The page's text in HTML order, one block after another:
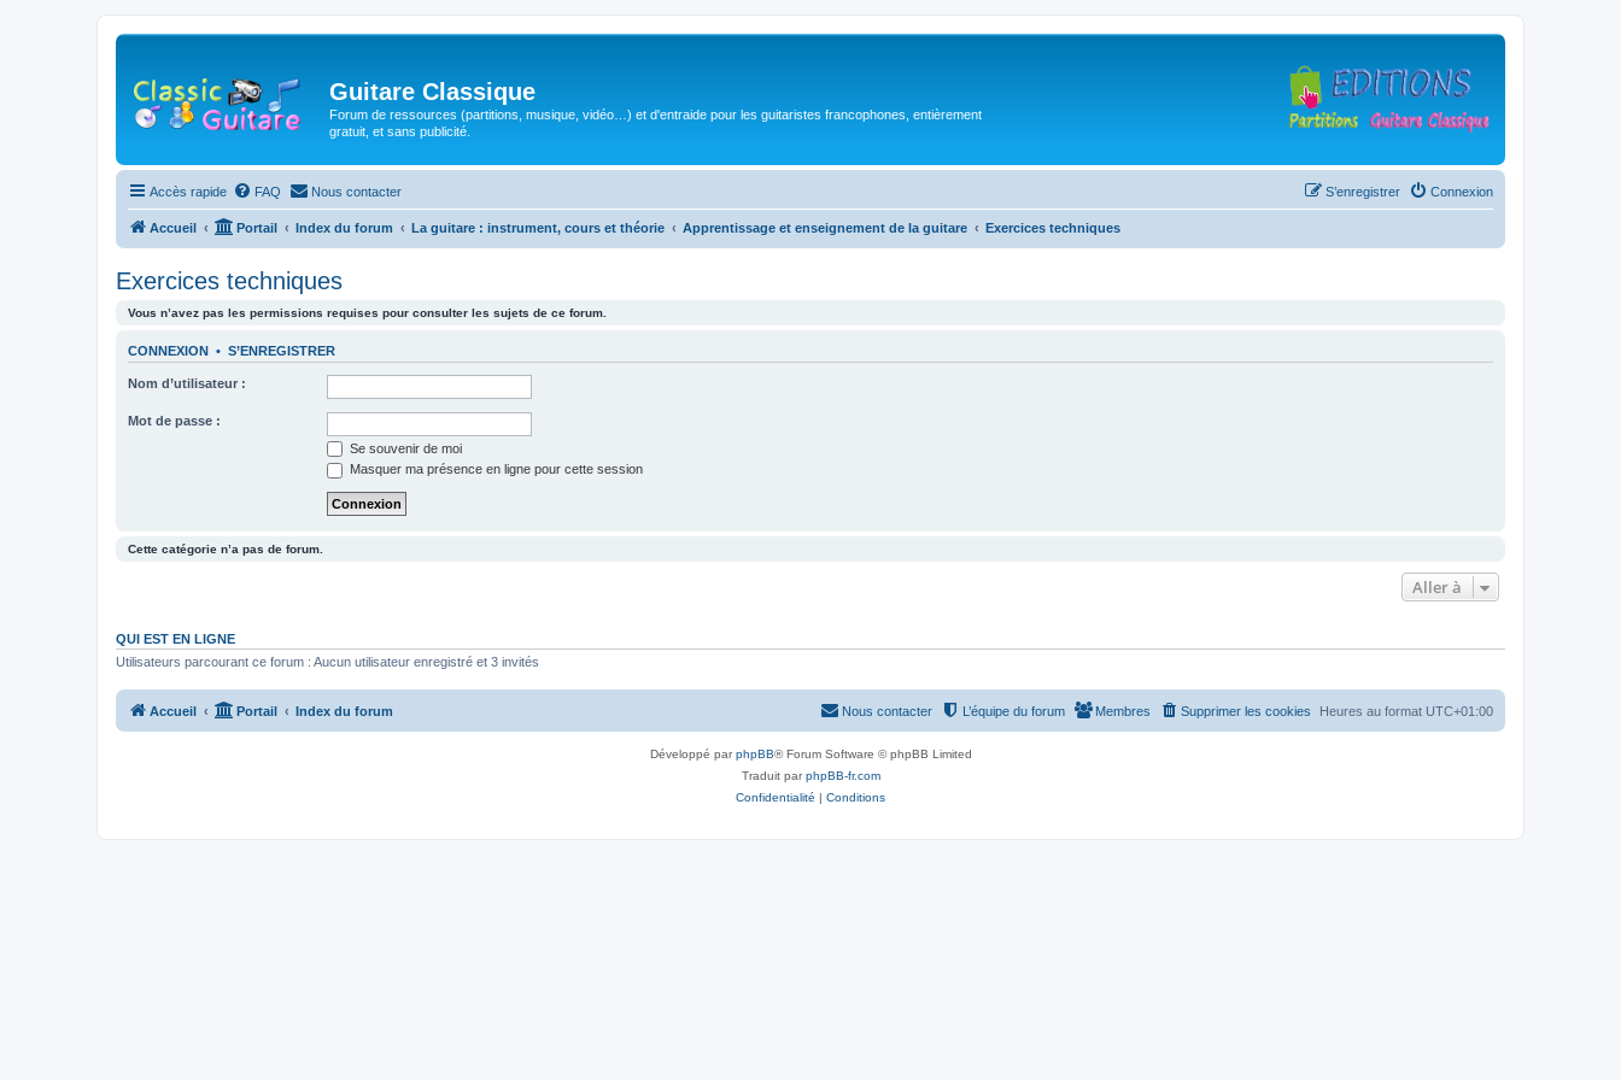
Guitare Classique
Forum de ressources (partitions, musique, vidéo…) et d'entraide pour les guitaristes francophones, entièrement
gratuit, et sans publicité.
Accès rapide FAQ Nous contacter Connexion
S’enregistrer
Accueil Portail Index du forum La guitare : instrument, cours et théorie Apprentissage et enseignement de la guitare Exercices techniques
Exercices techniques
Vous n’avez pas les permissions requises pour consulter les sujets de ce forum.
CONNEXION • S’ENREGISTRER
Nom d’utilisateur :
Mot de passe :
Se souvenir de moi
Masquer ma présence en ligne pour cette session
Cette catégorie n’a pas de forum.
Aller à
QUI EST EN LIGNE
Utilisateurs parcourant ce forum : Aucun utilisateur enregistré et 3 invités
Accueil Portail Index du forum Heures au format UTC+01:00
Supprimer les cookies
Membres
L’équipe du forum
Nous contacter
Développé parphpBB® Forum Software © phpBB Limited
Traduit parphpBB-fr.com
Confidentialité | Conditions